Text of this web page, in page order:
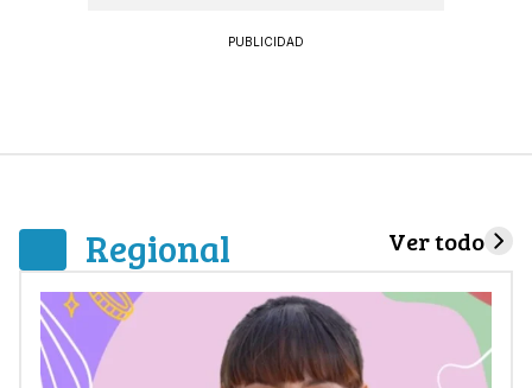
PUBLICIDAD
Regional Ver todo